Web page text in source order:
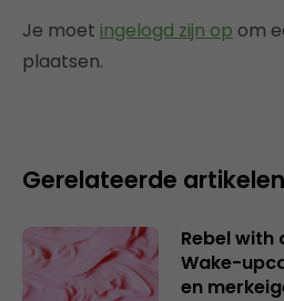
Je moet ingelogd zijn op om
plaatsen.
Gerelateerde artikelen
Rebel with
Wake-
en